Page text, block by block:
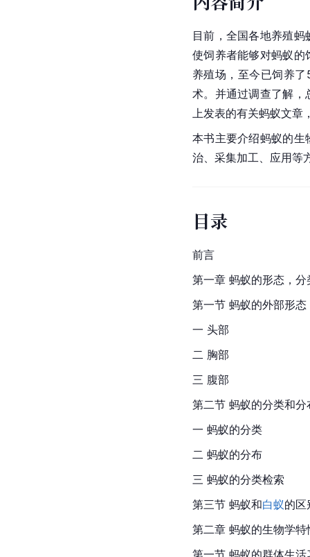
目前，全国各地养殖
使饲养者能够对蚂蚁的
养殖场，至今已饲养
术。并通过调查了解，
上发表的有关蚂蚁文
本书主要介绍蚂蚁的生
治、采集加工、应用等
目录
前言
第一章 蚂蚁的形态，分
第一节 蚂蚁的外部形态
一 头部
二 胸部
三 腹部
第二节 蚂蚁的分类和分
一 蚂蚁的分类
二 蚂蚁的分布
三 蚂蚁的分类检索
第三节 蚂蚁和白蚁的区
第二章 蚂蚁的生物学特
第一节 蚂蚁的群体生活